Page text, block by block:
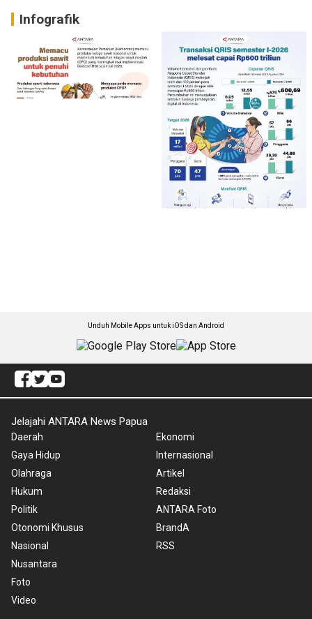
Infografik
Unduh Mobile Apps untuk iOS dan Android
Jelajahi ANTARA News Papua
Daerah
Gaya Hidup
Olahraga
Hukum
Politik
Otonomi Khusus
Nasional
Nusantara
Foto
Video
Ekonomi
Internasional
Artikel
Redaksi
ANTARA Foto
BrandA
RSS